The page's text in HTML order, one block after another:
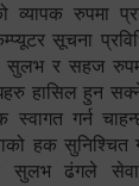
व्यापक रुपमा
सूचना
सुलभ र सहज
हासिल हुन
स्वागत गर्न
हक सुनिश्चित
र सुलभ ढंगले